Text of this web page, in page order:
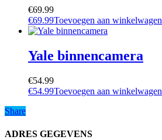
€69.99
€69.99Toevoegen aan winkelwagen
Yale binnencamera
€54.99
€54.99Toevoegen aan winkelwagen
Share
Share
ADRES GEGEVENS